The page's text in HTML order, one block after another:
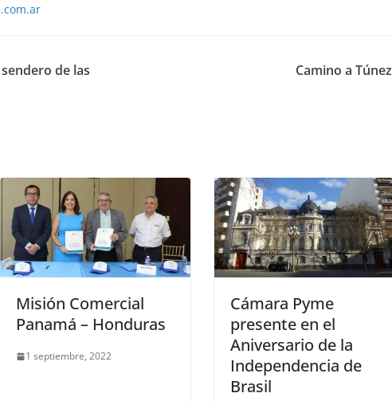
de las
Camino a Túnez
Misión Comercial
Panamá – Honduras
1 septiembre, 2022
Cámara Pyme
presente en el
Aniversario de la
Independencia de
Brasil